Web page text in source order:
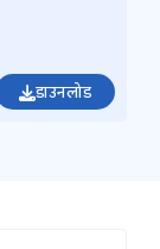
डाउनलोड